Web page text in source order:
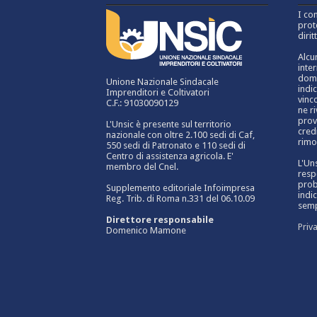
Unione Nazionale Sindacale
Imprenditori e Coltivatori
C.F.: 91030090129
L'Unsic è presente sul territorio
nazionale con oltre 2.100 sedi di Caf,
550 sedi di Patronato e 110 sedi di
Centro di assistenza agricola. E'
membro del Cnel.
Supplemento editoriale Infoimpresa
Reg. Trib. di Roma n.331 del 06.10.09
Direttore responsabile
Domenico Mamone
I
ne